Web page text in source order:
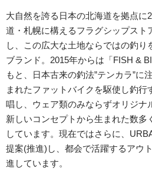
大自然を誇る日本の北海道を拠点に
道・札幌に構えるフラグシップスト
し、この広大な土地ならではの釣り
ブランド。2015年からは「FISH &
もと、日本古来の釣法”テンカラ”に
まれたファットバイクを駆使し釣行
唱し、ウェア類のみならずオリジナ
新しいコンセプトから生まれた数多
しています。現在ではさらに、
提案(推進)し、都会で活躍するアウ
進しています。